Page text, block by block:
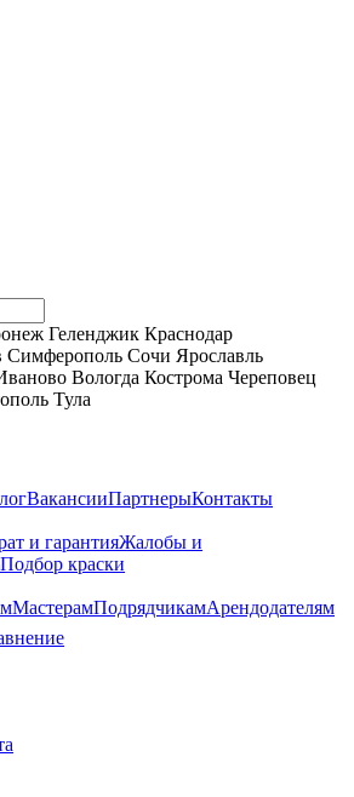
Геленджик Краснодар
Симферополь Сочи Ярославль
Вологда Кострома Череповец
Тула
ВакансииПартнерыКонтакты
и гарантияЖалобы и
Подбор краски
МастерамПодрядчикамАрендодателям